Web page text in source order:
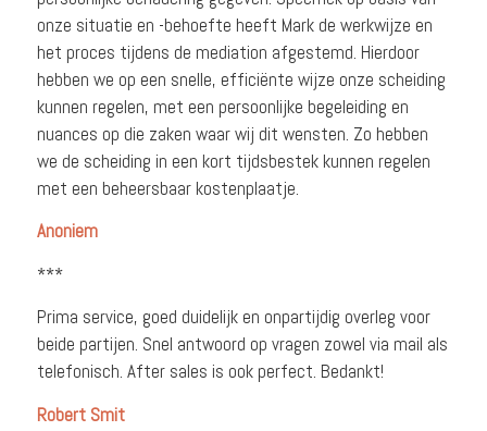
onze situatie en -behoefte heeft Mark de werkwijze en
het proces tijdens de mediation afgestemd. Hierdoor
hebben we op een snelle, efficiënte wijze onze scheiding
kunnen regelen, met een persoonlijke begeleiding en
nuances op die zaken waar wij dit wensten. Zo hebben
we de scheiding in een kort tijdsbestek kunnen regelen
met een beheersbaar kostenplaatje.
Anoniem
***
Prima service, goed duidelijk en onpartijdig overleg voor
beide partijen. Snel antwoord op vragen zowel via mail als
telefonisch. After sales is ook perfect. Bedankt!
Robert Smit